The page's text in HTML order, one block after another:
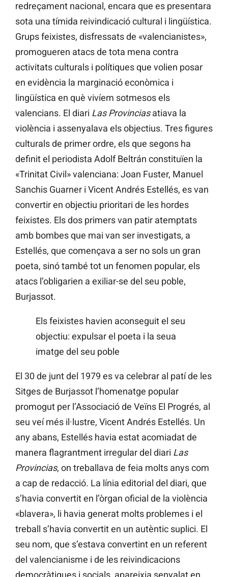
redreçament nacional, encara que es presentara
sota una tímida reivindicació cultural i lingüística.
Grups feixistes, disfressats de «valencianistes»,
promogueren atacs de tota mena contra
activitats culturals i polítiques que volien posar
en evidència la marginació econòmica i
lingüística en què vivíem sotmesos els
valencians. El diari Las Provinciasatiava la
violència i assenyalava els objectius. Tres figures
culturals de primer ordre, els que segons ha
definit el periodista Adolf Beltrán constituïen la
«Trinitat Civil» valenciana: Joan Fuster, Manuel
Sanchis Guarner i Vicent Andrés Estellés, es van
convertir en objectiu prioritari de les hordes
feixistes. Els dos primers van patir atemptats
amb bombes que mai van ser investigats, a
Estellés, que començava a ser no sols un gran
poeta, sinó també tot un fenomen popular, els
atacs l’obligarien a exiliar-se del seu poble,
Burjassot.
Els feixistes havien aconseguit el seu
objectiu: expulsar el poeta i la seua
imatge del seu poble
El 30 de junt del 1979 es va celebrar al patí de les
Sitges de Burjassot l’homenatge popular
promogut per l’Associació de Veïns El Progrés, al
seu veí més il·lustre, Vicent Andrés Estellés. Un
any abans, Estellés havia estat acomiadat de
manera flagrantment irregular del diari Las
Provincias, on treballava de feia molts anys com
a cap de redacció. La línia editorial del diari, que
s’havia convertit en l’òrgan oficial de la violència
«blavera», li havia generat molts problemes i el
treball s’havia convertit en un autèntic suplici. El
seu nom, que s’estava convertint en un referent
del valencianisme i de les reivindicacions
democràtiques i socials, apareixia senyalat en